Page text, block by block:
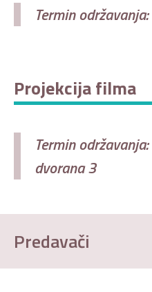
Termin
Projekcija filma
Termin
dvorana 3
Predavači